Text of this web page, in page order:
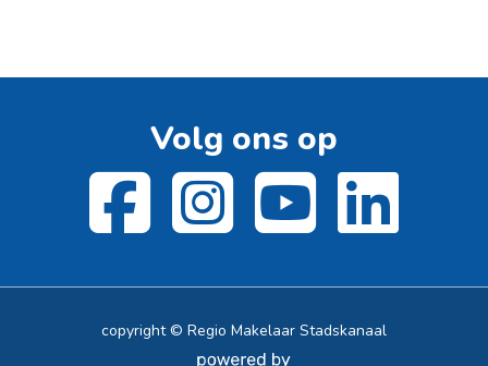
Volg ons op
copyright © Regio Makelaar Stadskanaal